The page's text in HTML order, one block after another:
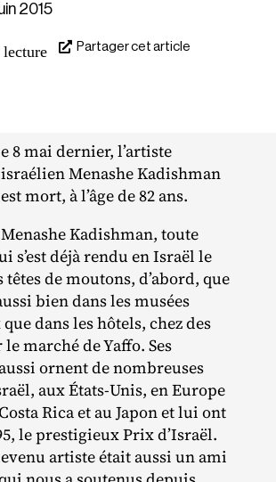
2015
Partager cet article
e 8 mai dernier, l’artiste
israélien Menashe Kadishman
est mort, à l’âge de 82 ans.
Menashe Kadishman, toute
s’est déjà rendu en Israël le
têtes de moutons, d’abord, que
bien dans les musées
dans les hôtels, chez des
marché de Yaffo. Ses
ornent de nombreuses
aux États‐​Unis, en Europe
Rica et au Japon et lui ont
le prestigieux Prix d’Israël.
artiste était aussi un ami